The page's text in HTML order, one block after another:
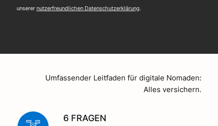
unserer nutzerfreundlichen Datenschutzerklärung.
Umfassender Leitfaden für digitale Nomaden:
Alles versichern.
6 FRAGEN